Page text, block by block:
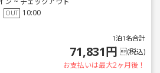
OUT 10:00
1泊1名合計
71,831円 (税込)
お支払いは最大2ヶ月後！